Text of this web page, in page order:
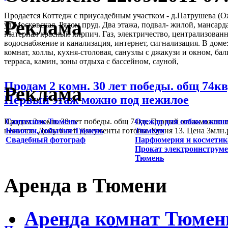
Продается Коттедж с приусадебным участком - д.Патрушева
ул.Московская. Рядом пруд. Два этажа, подвал- жилой,
Материал красный кирпич. Газ, электричество,
водоснабжение и канализация, интернет, сигнализация. В
комнат, холлы, кухня-столовая, санузлы с джакузи и окном,
терраса, камин, зоны отдыха с бассейном, сауной,
Продам 2 комн. 30 лет победы. общ
Первый этаж можно под нежилое
Продам 2 комн. 30 лет победы. общ 74кв, Первый этаж можно
нежилое. Дому 6 лет. Документы готовы. Кухня 13. Цена
Реклама
Реклама
Сантехник Тюмень
Новости, события Тюмень
Свадебный фотограф
Одежда для собак и
Тюмени
Парфюмерия и
Прокат
Тюмень
Аренда в Тюмени
Аренда комнат